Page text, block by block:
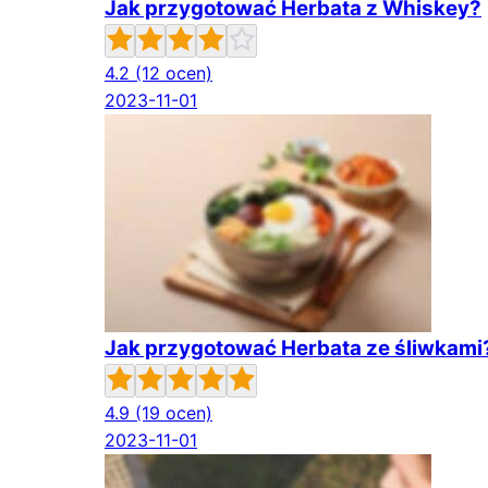
Jak przygotować Herbata z Whiskey?
4.2 (12 ocen)
2023-11-01
Jak przygotować Herbata ze
4.9 (19 ocen)
2023-11-01